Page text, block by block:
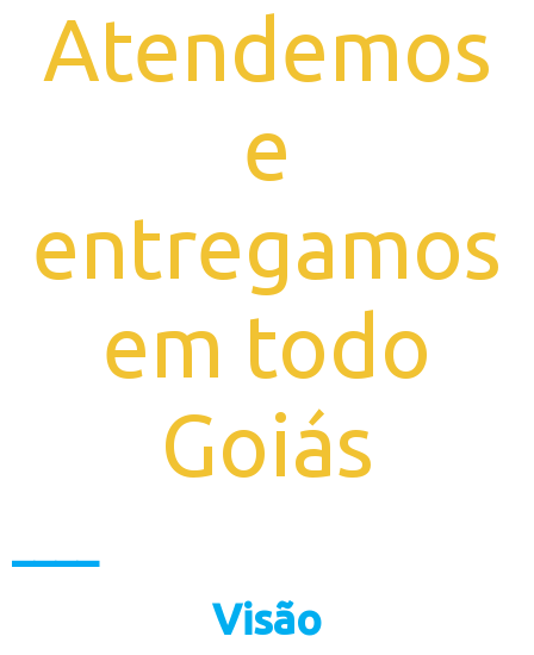
Atendemos
e
entregamos
em todo
Goiás
Visão